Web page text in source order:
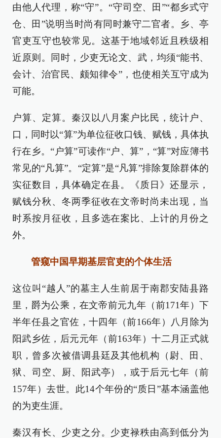
由他人代理，称“守”。“守司空、田”“都乡式守
仓、田”说明当时尚有同时兼守二官者。乡、亭
官吏互守也较常见。这基于地域邻近且秩级相
近原则。同时，少吏无论文、武，均须“能书、
会计、治官民、颇知律令”，也使相关互守成为
可能。
户算、定算。秦汉以八月案户比民，统计户、
口，同时以“算”为单位征收口钱、赋钱，具体执
行在乡。“户算”可读作“户、算”，“算”对应簿书
常见的“凡算”。“定算”是“凡算”排除复除群体的
实征数目，具体确定在县。《质日》还显示，
赋钱分秋、冬两季征收在文帝时尚未出现，当
时系按月征收，且多选在案比、上计的月份之
外。
管窥中国早期基层官吏的个体生活
这位叫“越人”的墓主人生前居于南郡安陆县路
里，爵为公乘，在文帝前元九年（前171年）下
半年任县之官佐，十四年（前166年）八月除为
阳武乡佐，后元元年（前163年）十二月正式就
职，曾多次被借调县廷及其他机构（尉、田、
狱、司空、厨、阳武亭），或于后元七年（前
157年）去世。此14个年份的“质日”基本涵盖他
的为吏生涯。
秦汉有长、少吏之分。少吏禄秩由高到低分为